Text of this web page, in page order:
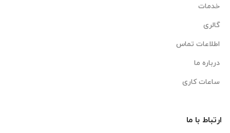
خدمات
گالری
اطلاعات تماس
درباره ما
ساعات کاری
ارتباط با ما